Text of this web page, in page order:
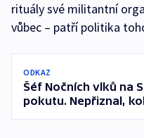
rituály své militantní
vůbec – patří politika
ODKAZ
Šéf Nočních vlků na
pokutu. Nepřiznal,